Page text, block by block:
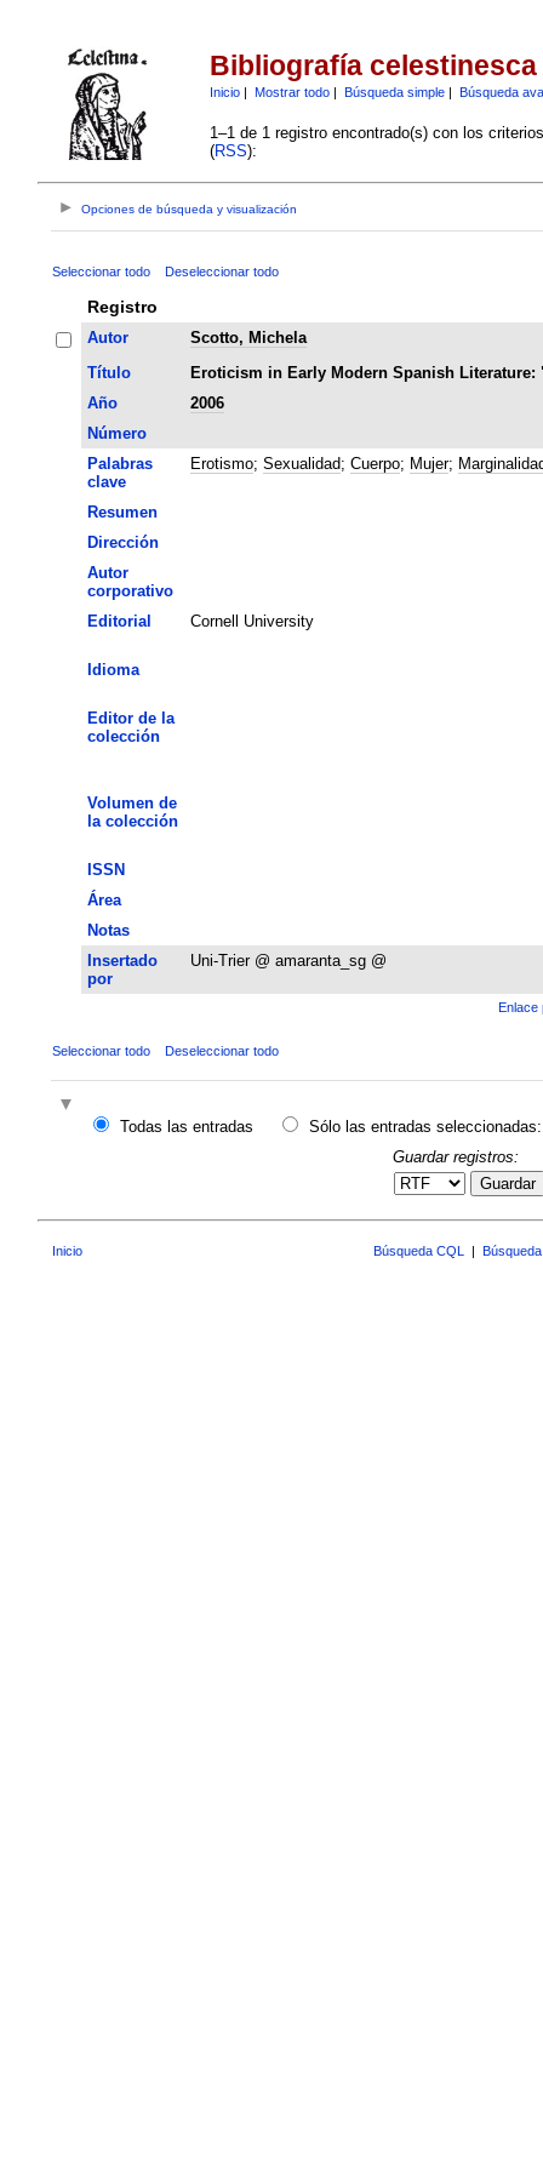
Bibliografía celestinesca
Inicio| Mostrar todo| Búsqueda simple| Búsqueda
1–1 de 1 registro encontrado(s) con los
(RSS):
Opciones de búsqueda y visualización
Seleccionar todo Deseleccionar todo
Registro
Autor
Scotto, Michela
Título
Eroticism in Early Modern Spanish Literature:
Año
2006
Número
Palabras
clave
Erotismo; Sexualidad; Cuerpo; Mujer;
Resumen
Dirección
Autor
corporativo
Editorial
Cornell University
Idioma
Editor de la
colección
Volumen de
la colección
ISSN
Área
Notas
Insertado
por
Uni-Trier @ amaranta_sg @
Enlace
Seleccionar todo Deseleccionar todo
Todas las entradas
Sólo las entradas seleccionadas:
Guardar registros:
Guardar
Inicio Búsqueda CQL